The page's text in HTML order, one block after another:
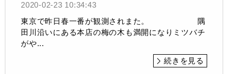
2020-02-23 10:34:43
東京で昨日春一番が観測されまた。 隅
田川沿いにある本店の梅の木も満開になりミツバチ
がや...
続きを見る